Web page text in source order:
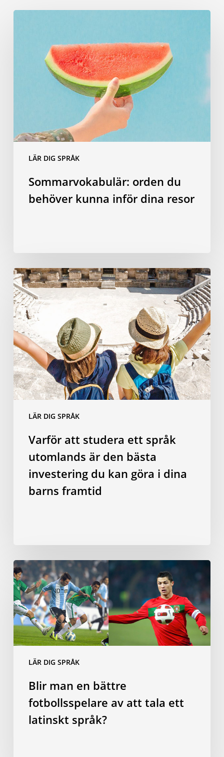
LÄR DIG SPRÅK
Sommarvokabulär: orden du
behöver kunna inför dina resor
LÄR DIG SPRÅK
Varför
att
studera
ett
språk
utomlands
är
den
bästa
investering
barns
Varför att studera ett språk
utomlands är den bästa
investering du kan göra i dina
barns framtid
LÄR DIG SPRÅK
Blir
man
en
bättre
fotbollsspelare
av
att
latinskt
språk?
Blir man en bättre
fotbollsspelare av att tala ett
latinskt språk?